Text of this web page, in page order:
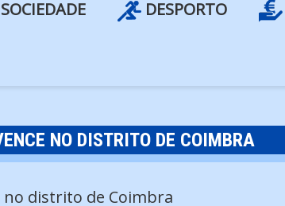
SOCIEDADE DESPORTO
NO DISTRITO DE COIMBRA